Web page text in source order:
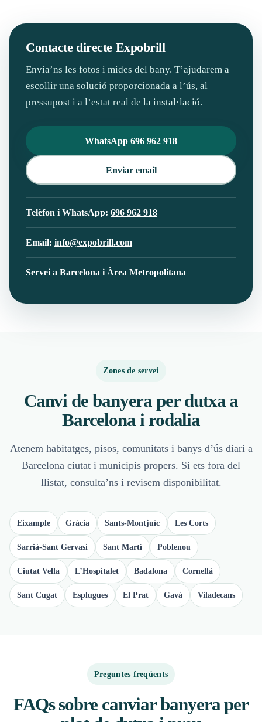
Contacte directe Expobrill
Envia’ns les fotos i mides del bany. T’ajudarem a
escollir una solució proporcionada a l’ús, al
pressupost i a l’estat real de la instal·lació.
WhatsApp 696 962 918
Enviar email
Telèfon i WhatsApp: 696 962 918
Email: info@expobrill.com
Servei a Barcelona i Àrea Metropolitana
Zones de servei
Canvi de banyera per dutxa a
Barcelona i rodalia
Atenem habitatges, pisos, comunitats i banys d’ús diari a
Barcelona ciutat i municipis propers. Si ets fora del
llistat, consulta’ns i revisem disponibilitat.
Eixample Gràcia Sants-Montjuïc Les Corts
Sarrià-Sant Gervasi Sant Martí Poblenou
Ciutat Vella L’Hospitalet Badalona Cornellà
Sant Cugat Esplugues El Prat Gavà Viladecans
Preguntes freqüents
FAQs sobre canviar banyera per